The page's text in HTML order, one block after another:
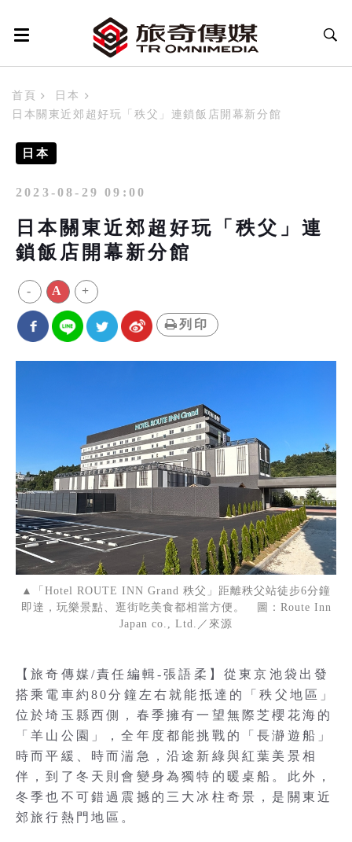
首頁
日本
日本關東近郊超好玩「秩父」連鎖飯店開幕新分館
日本
2023-08-29 09:00
日本關東近郊超好玩「秩父」連
鎖飯店開幕新分館
- A +
列印
▲「Hotel ROUTE INN Grand 秩父」距離秩父站徒步6分鐘
即達，玩樂景點、逛街吃美食都相當方便。 圖：Route Inn
Japan co., Ltd.／來源
【旅奇傳媒/責任編輯-張語柔】從東京池袋出發
搭乘電車約80分鐘左右就能抵達的「秩父地區」
位於埼玉縣西側，春季擁有一望無際芝櫻花海的
「羊山公園」，全年度都能挑戰的「長瀞遊船」
時而平緩、時而湍急，沿途新綠與紅葉美景相
伴，到了冬天則會變身為獨特的暖桌船。此外，
冬季也不可錯過震撼的三大冰柱奇景，是關東近
郊旅行熱門地區。